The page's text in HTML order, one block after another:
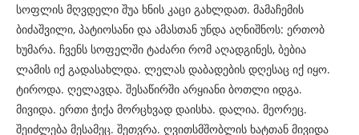
სოფლის მღვდელი შუა ხნის კაცი გახლდათ. მამაჩემის
ბიძაშვილი, პატიოსანი და ამასთან უნდა აღნიშნოს: ერთობ
ხუმარა. ჩვენს სოფელში ტაძარი რომ აღადგინეს, ბებია
ლამის იქ გადასახლდა. ლელას დაბადების დღესაც იქ იყო.
ტიროდა. ღელავდა. შესაწირში არყიანი ბოთლი იდგა.
მივიდა. ერთი ჭიქა მორცხვად დაისხა. დალია. მეორეც.
შეიძლება მესამეც. შეთვრა. ღვითსმშობლის ხატთან მივიდა